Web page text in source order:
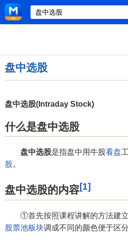
盘中选股
盘中选股(Intraday Stock)
什么是盘中选股
盘中选股是指盘中用牛股看盘
股。
盘中选股的内容[1]
①首先按照课程讲解的方法建立
股票池板块调成不同的颜色便于区分